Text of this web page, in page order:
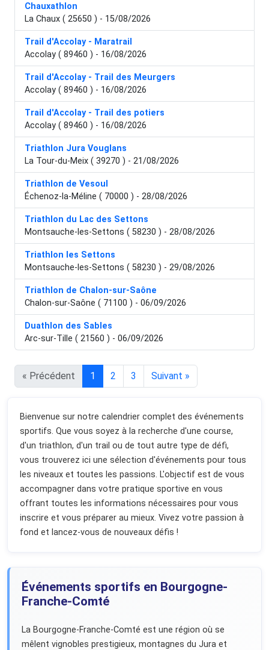
Chauxathlon
La Chaux ( 25650 ) - 15/08/2026
Trail d'Accolay - Maratrail
Accolay ( 89460 ) - 16/08/2026
Trail d'Accolay - Trail des Meurgers
Accolay ( 89460 ) - 16/08/2026
Trail d'Accolay - Trail des potiers
Accolay ( 89460 ) - 16/08/2026
Triathlon Jura Vouglans
La Tour-du-Meix ( 39270 ) - 21/08/2026
Triathlon de Vesoul
Échenoz-la-Méline ( 70000 ) - 28/08/2026
Triathlon du Lac des Settons
Montsauche-les-Settons ( 58230 ) - 28/08/2026
Triathlon les Settons
Montsauche-les-Settons ( 58230 ) - 29/08/2026
Triathlon de Chalon-sur-Saône
Chalon-sur-Saône ( 71100 ) - 06/09/2026
Duathlon des Sables
Arc-sur-Tille ( 21560 ) - 06/09/2026
« Précédent 1 2 3 Suivant »
Bienvenue sur notre calendrier complet des événements
sportifs. Que vous soyez à la recherche d'une course,
d'un triathlon, d'un trail ou de tout autre type de défi,
vous trouverez ici une sélection d'événements pour tous
les niveaux et toutes les passions. L'objectif est de vous
accompagner dans votre pratique sportive en vous
offrant toutes les informations nécessaires pour vous
inscrire et vous préparer au mieux. Vivez votre passion à
fond et lancez-vous de nouveaux défis !
Événements sportifs en Bourgogne-
Franche-Comté
La Bourgogne-Franche-Comté est une région où se
mêlent vignobles prestigieux, montagnes du Jura et